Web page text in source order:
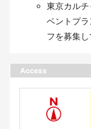
東京カル
ベントプラ
フを募集し
Access